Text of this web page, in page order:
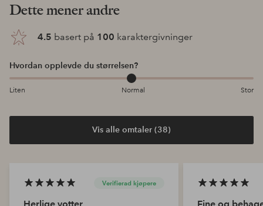
Dette mener andre
4.5 basert på 100 karaktergivninger
Hvordan opplevde du størrelsen?
Liten Normal Stor
Vis alle omtaler (38)
Verifierad kjøpere
Herlige votter Fine og